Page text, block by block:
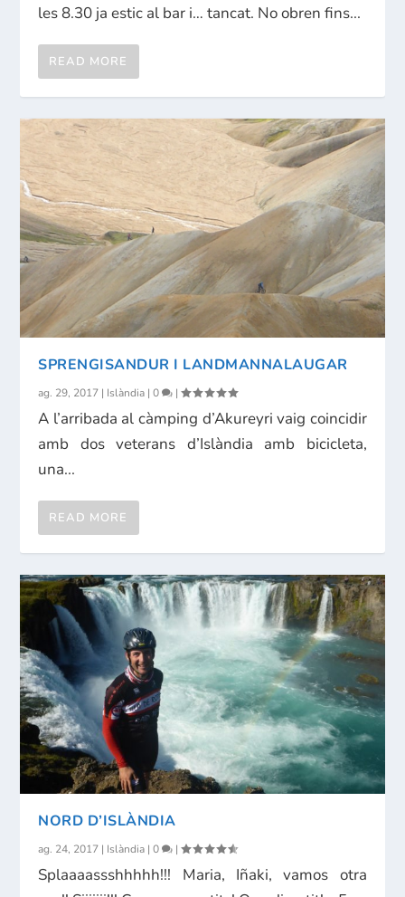
les 8.30 ja estic al bar i… tancat. No obren fins...
READ MORE
SPRENGISANDUR I LANDMANNALAUGAR
ag. 29, 2017 | Islàndia |0 |
A l’arribada al càmping d’Akureyri vaig coincidir
amb dos veterans d’Islàndia amb bicicleta,
una...
READ MORE
NORD D’ISLÀNDIA
ag. 24, 2017 | Islàndia |0 |
Splaaaassshhhhh!!! Maria, Iñaki, vamos otra